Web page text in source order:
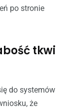
po stronie
tkwi
do systemów
że